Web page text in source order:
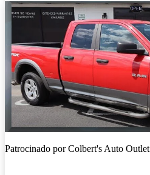
Patrocinado porColbert's Auto Outlet